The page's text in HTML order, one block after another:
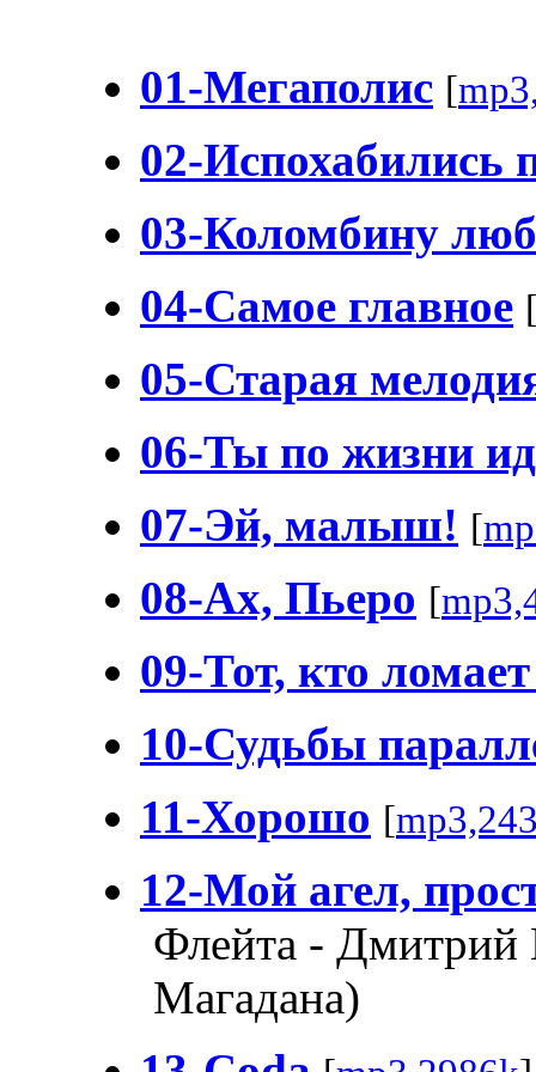
01-Мегаполис [
02-Испохабились
03-Коломбину
04-Самое главное
05-Старая
06-Ты по жизни
07-Эй, малыш! [
08-Ах, Пьеро [
09-Тот, кто
10-Судьбы
11-Хорошо [
12-Мой агел,
Флейта - Дмитрий
Магадана)